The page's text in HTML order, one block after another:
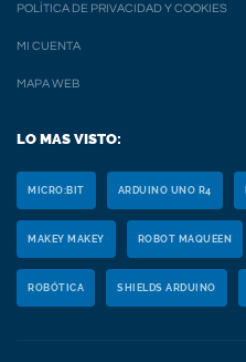
POLÍTICA DE PRIVACIDAD Y COOKIES
MI CUENTA
MAPA WEB
LO MAS VISTO:
MICRO:BIT ARDUINO UNO R4
MAKEY MAKEY ROBOT MAQUEEN
ROBÓTICA SHIELDS ARDUINO